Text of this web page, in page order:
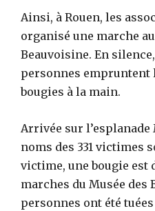
Ainsi, à Rouen, les
organisé une marche
Beauvoisine. En
personnes empruntent
bougies à la main.
Arrivée sur
noms des 331 victimes
victime, une bougie est
marches du Musée des
personnes ont été